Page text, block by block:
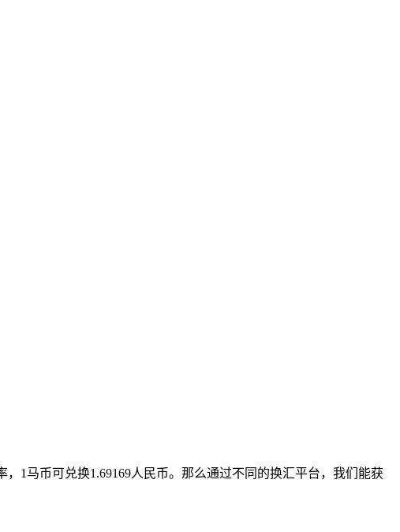
1马币可兑换1.69169人民币。那么通过不同的换汇平台，我们能获